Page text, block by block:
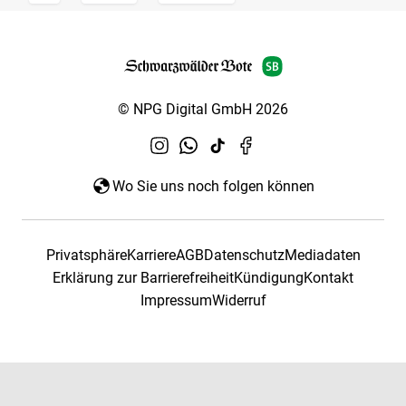
© NPG Digital GmbH 2026
Wo Sie uns noch folgen können
PrivatsphäreKarriereAGBDatenschutzMediadaten
Erklärung zur BarrierefreiheitKündigungKontakt
ImpressumWiderruf